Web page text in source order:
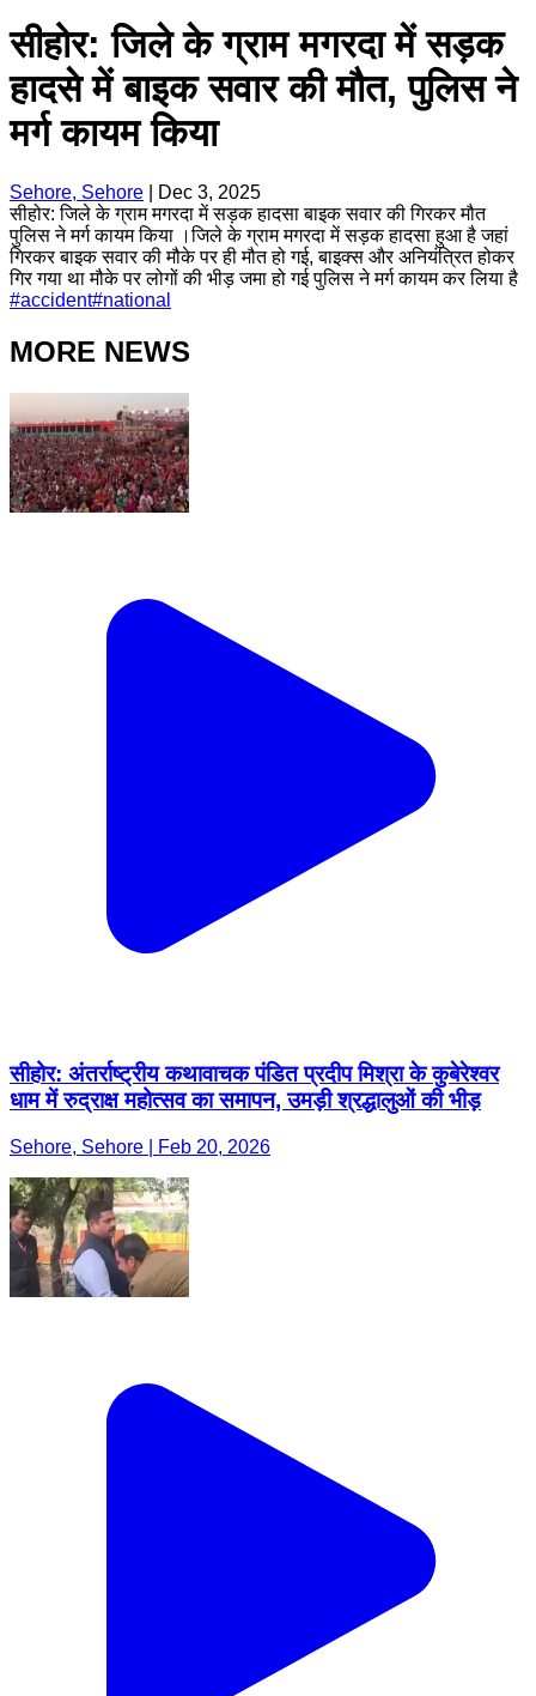
सीहोर: जिले के ग्राम मगरदा में सड़क
हादसे में बाइक सवार की मौत, पुलिस ने
मर्ग कायम किया
Sehore, Sehore
Dec 3, 2025
सीहोर: जिले के ग्राम मगरदा में सड़क हादसा बाइक सवार की गिरकर मौत
पुलिस ने मर्ग कायम किया ।जिले के ग्राम मगरदा में सड़क हादसा हुआ है जहां
गिरकर बाइक सवार की मौके पर ही मौत हो गई, बाइक्स और अनियंत्रित होकर
गिर गया था मौके पर लोगों की भीड़ जमा हो गई पुलिस ने मर्ग कायम कर लिया है
#accident#national
MORE NEWS
सीहोर: अंतर्राष्ट्रीय कथावाचक पंडित प्रदीप मिश्रा के कुबेरेश्वर
धाम में रुद्राक्ष महोत्सव का समापन, उमड़ी श्रद्धालुओं की भीड़
Sehore, Sehore | Feb 20, 2026